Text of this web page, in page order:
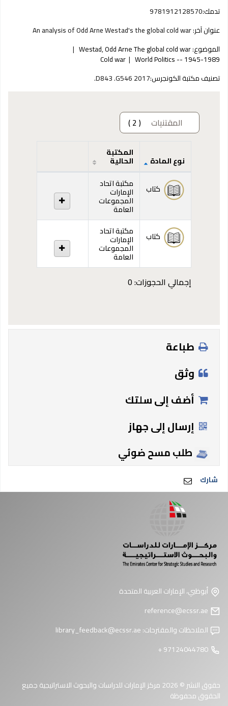
تدمك:9781912128570
عنوان آخر:An analysis of Odd Arne Westad's the global cold war
الموضوع:Westad, Odd Arne The global cold war
World Politics -- 1945-1989
Cold war
تصنيف مكتبة الكونجرس:D843 .G546 2017.
المقتنيات ( 2 )
المقتنيات
نوع المادة
المكتبة
الحالية
كتاب مكتبة اتحاد
الإمارات
المجموعات
العامة
كتاب
مكتبة اتحاد
الإمارات
المجموعات
العامة
إجمالي الحجوزات: 0
طباعة
وثق
أضف إلى سلتك
إرسال إلى جهاز
طلب مسح ضوئي
شارك
أبوظبي، الإمارات العربية المتحدة
الملاحظات والمقترحات:library_feedback@ecssr.ae
حقوق النشر © 2026 مركز الإمارات للدراسات والبحوث الاستراتيجية جميع
الحقوق محفوظة